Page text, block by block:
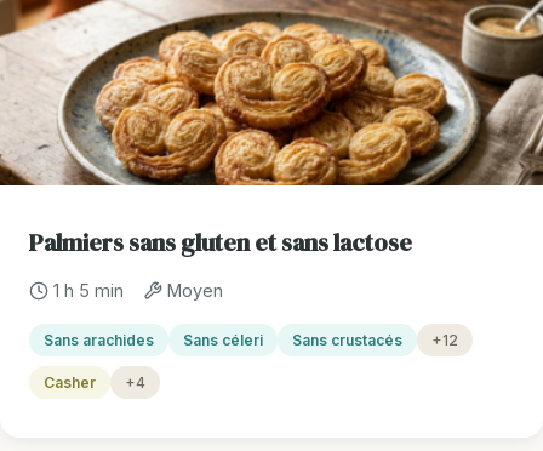
Palmiers sans gluten et sans lactose
1 h 5 min Moyen
Sans arachides Sans céleri Sans crustacés +12
Casher +4